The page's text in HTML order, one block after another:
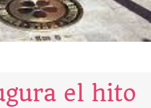
el hito